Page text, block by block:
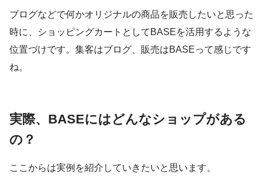
ブログなどで何かオリジナルの商品を販売したいと思った
時に、ショッピングカートとしてBASEを活用するような
位置づけです。集客はブログ、販売はBASEって感じです
ね。
実際、BASEにはどんなショップがある
の？
ここからは実例を紹介していきたいと思います。